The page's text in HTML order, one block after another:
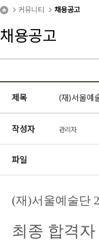
커뮤니티 채용공고
채용공고
제목 (재)서울예
작성자 관리자
파일
(재)서울예술단
최종 합격자